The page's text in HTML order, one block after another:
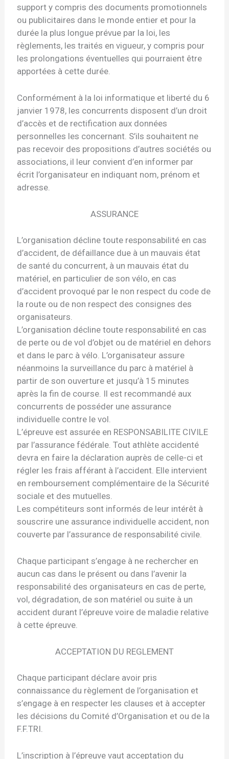
support y compris des documents promotionnels
ou publicitaires dans le monde entier et pour la
durée la plus longue prévue par la loi, les
règlements, les traités en vigueur, y compris pour
les prolongations éventuelles qui pourraient être
apportées à cette durée.
Conformément à la loi informatique et liberté du 6
janvier 1978, les concurrents disposent d’un droit
d’accès et de rectification aux données
personnelles les concernant. S’ils souhaitent ne
pas recevoir des propositions d’autres sociétés ou
associations, il leur convient d’en informer par
écrit l’organisateur en indiquant nom, prénom et
adresse.
ASSURANCE
L’organisation décline toute responsabilité en cas
d’accident, de défaillance due à un mauvais état
de santé du concurrent, à un mauvais état du
matériel, en particulier de son vélo, en cas
d’accident provoqué par le non respect du code de
la route ou de non respect des consignes des
organisateurs.
L’organisation décline toute responsabilité en cas
de perte ou de vol d’objet ou de matériel en dehors
et dans le parc à vélo. L’organisateur assure
néanmoins la surveillance du parc à matériel à
partir de son ouverture et jusqu’à 15 minutes
après la fin de course. Il est recommandé aux
concurrents de posséder une assurance
individuelle contre le vol.
L’épreuve est assurée en RESPONSABILITE CIVILE
par l’assurance fédérale. Tout athlète accidenté
devra en faire la déclaration auprès de celle-ci et
régler les frais afférant à l’accident. Elle intervient
en remboursement complémentaire de la Sécurité
sociale et des mutuelles.
Les compétiteurs sont informés de leur intérêt à
souscrire une assurance individuelle accident, non
couverte par l’assurance de responsabilité civile.
Chaque participant s’engage à ne rechercher en
aucun cas dans le présent ou dans l’avenir la
responsabilité des organisateurs en cas de perte,
vol, dégradation, de son matériel ou suite à un
accident durant l’épreuve voire de maladie relative
à cette épreuve.
ACCEPTATION DU REGLEMENT
Chaque participant déclare avoir pris
connaissance du règlement de l’organisation et
s’engage à en respecter les clauses et à accepter
les décisions du Comité d’Organisation et ou de la
F.F.TRI.
L’inscription à l’épreuve vaut acceptation du